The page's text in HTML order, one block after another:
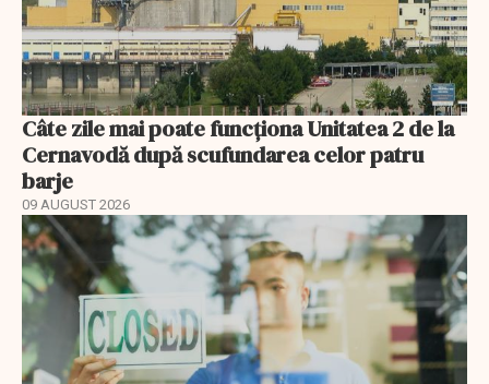
Câte zile mai poate funcționa Unitatea 2 de la
Cernavodă după scufundarea celor patru
barje
09 AUGUST 2026